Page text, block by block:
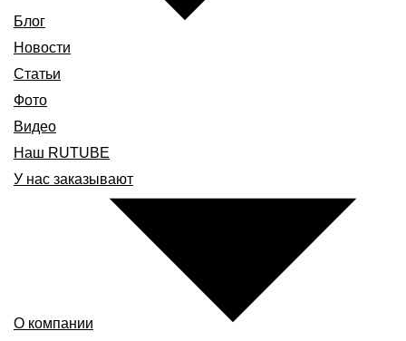
Блог
Новости
Статьи
Фото
Видео
Наш RUTUBE
У нас заказывают
О компании